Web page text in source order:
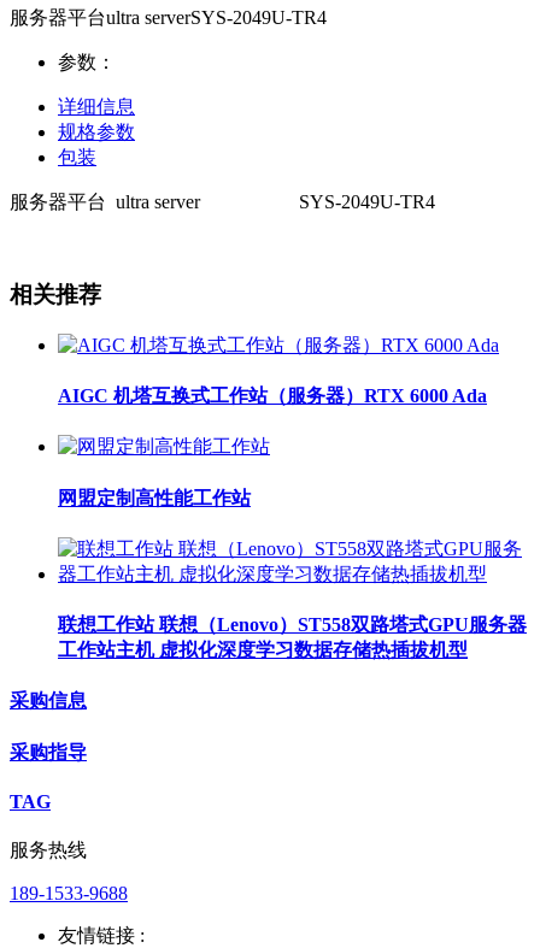
服务器平台ultra serverSYS-2049U-TR4
参数：
详细信息
规格参数
包装
服务器平台 ultra server SYS-2049U-TR4
相关推荐
AIGC 机塔互换式工作站（服务器）RTX 6000 Ada
网盟定制高性能工作站
联想工作站 联想（Lenovo）ST558双路塔式GPU服务器
工作站主机 虚拟化深度学习数据存储热插拔机型
采购信息
采购指导
TAG
服务热线
189-1533-9688
友情链接 :